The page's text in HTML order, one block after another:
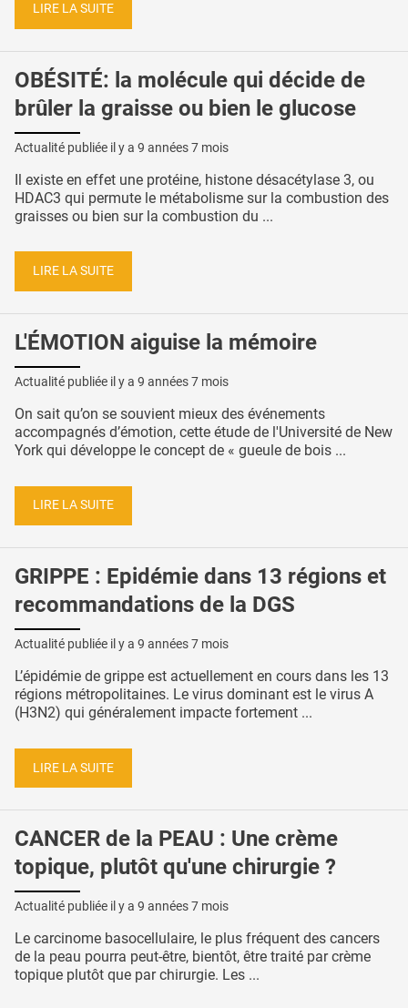
LIRE LA SUITE
OBÉSITÉ: la molécule qui décide de
brûler la graisse ou bien le glucose
Actualité publiée il y a 9 années 7 mois
Il existe en effet une protéine, histone désacétylase 3, ou
HDAC3 qui permute le métabolisme sur la combustion des
graisses ou bien sur la combustion du ...
LIRE LA SUITE
L'ÉMOTION aiguise la mémoire
Actualité publiée il y a 9 années 7 mois
On sait qu’on se souvient mieux des événements
accompagnés d’émotion, cette étude de l'Université de New
York qui développe le concept de « gueule de bois ...
LIRE LA SUITE
GRIPPE : Epidémie dans 13 régions et
recommandations de la DGS
Actualité publiée il y a 9 années 7 mois
L’épidémie de grippe est actuellement en cours dans les 13
régions métropolitaines. Le virus dominant est le virus A
(H3N2) qui généralement impacte fortement ...
LIRE LA SUITE
CANCER de la PEAU : Une crème
topique, plutôt qu'une chirurgie ?
Actualité publiée il y a 9 années 7 mois
Le carcinome basocellulaire, le plus fréquent des cancers
de la peau pourra peut-être, bientôt, être traité par crème
topique plutôt que par chirurgie. Les ...